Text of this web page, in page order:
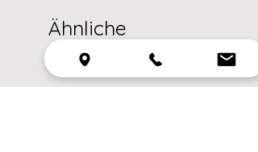
Ähnliche
Produkte